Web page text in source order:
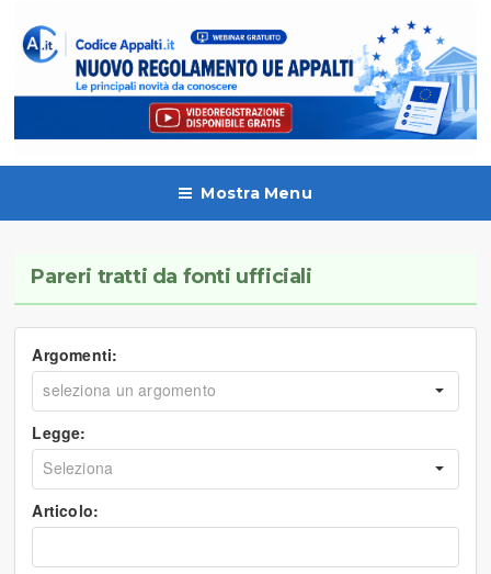
Mostra Menu
Pareri tratti da fonti ufficiali
Argomenti:
Legge:
Articolo: